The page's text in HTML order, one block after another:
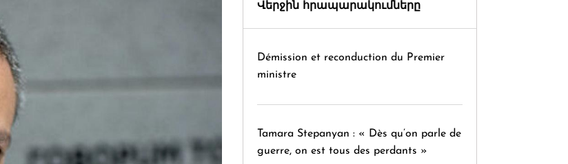
Վերջին հրապարակումները
Démission et reconduction du Premier
ministre
Tamara Stepanyan : « Dès qu’on parle de
guerre, on est tous des perdants »